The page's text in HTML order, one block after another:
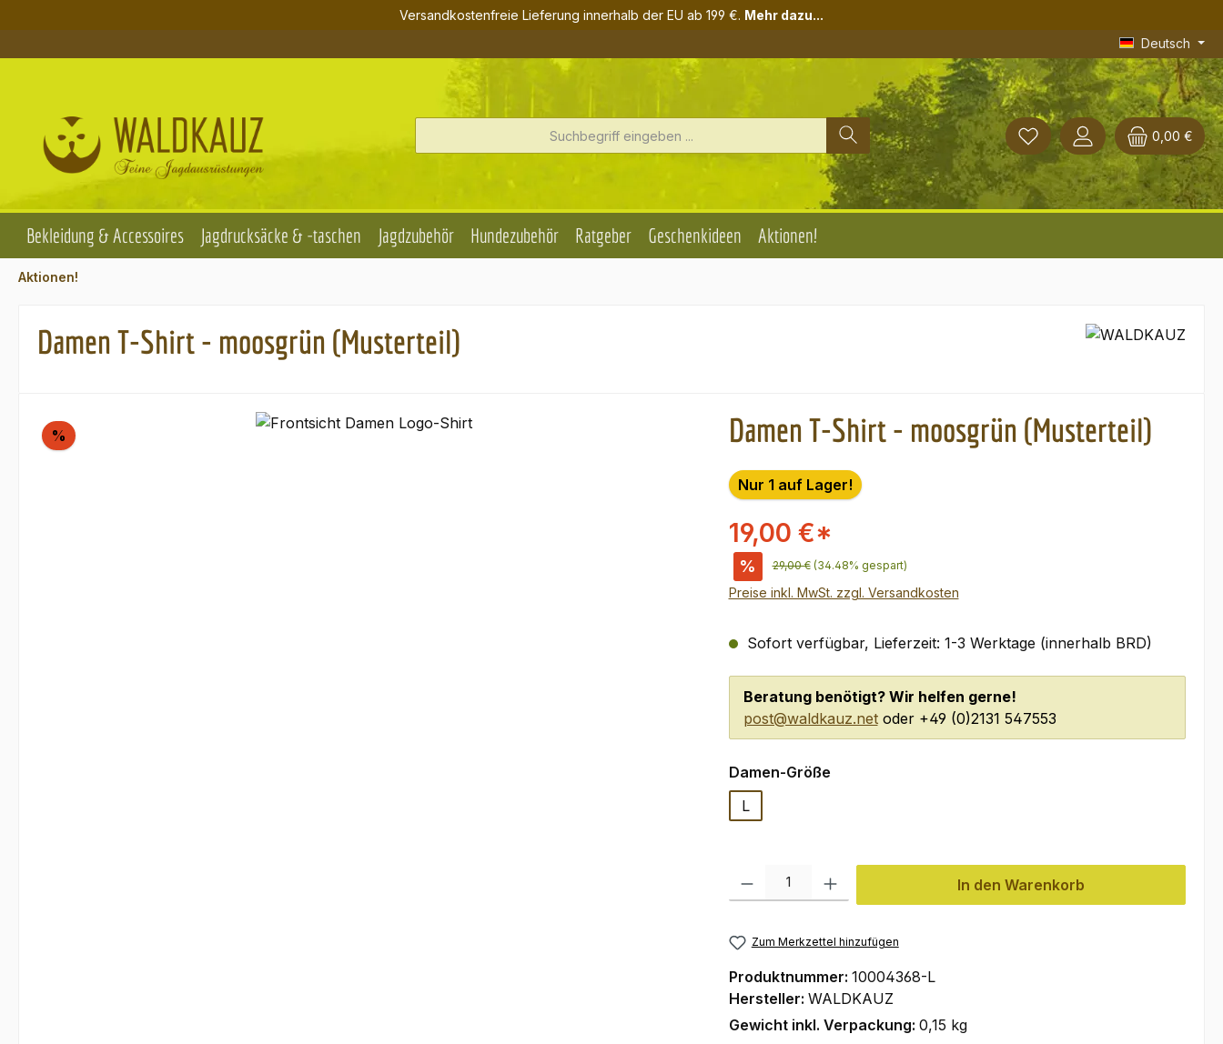
Versandkostenfreie Lieferung innerhalb der EU ab 199 €. Mehr dazu...
Deutsch
0,00 €
Bekleidung & Accessoires Jagdrucksäcke & -taschen Jagdzubehör Hundezubehör Ratgeber Geschenkideen Aktionen!
Aktionen!
Damen T-Shirt - moosgrün (Musterteil)
Bildergalerie überspringen
% Rabatt Damen T-Shirt - moosgrün (Musterteil)
Nur 1 auf Lager!
19,00 €*
% Regulärer Preis:
29,00 € (34.48% gespart)
Preise inkl. MwSt. zzgl. Versandkosten
Sofort verfügbar, Lieferzeit: 1-3 Werktage (innerhalb BRD)
Beratung benötigt? Wir helfen gerne!
post@waldkauz.netoder +49 (0)2131 547553
Damen-Größeauswählen
L
Produkt Anzahl: Gib den gewünschten Wert ein oder benutze die Schaltflächen
In den Warenkorb
Zum Merkzettel hinzufügen
Produktnummer: 10004368-L
Hersteller: WALDKAUZ
Gewicht inkl. Verpackung: 0,15 kg